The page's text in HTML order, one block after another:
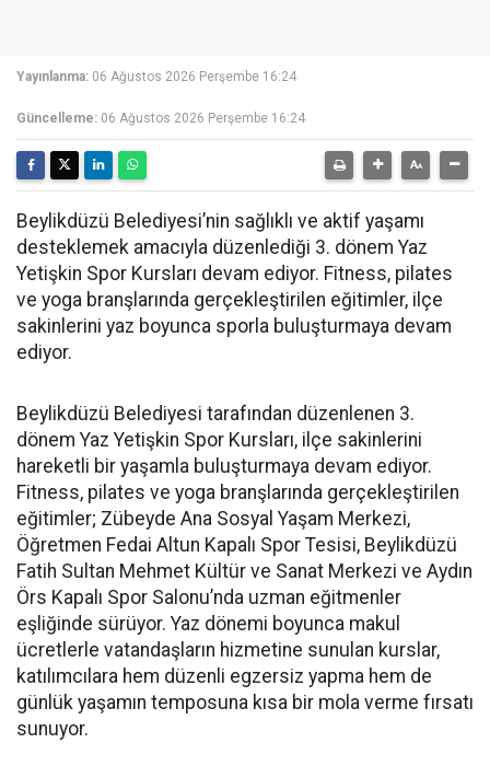
Yayınlanma: 06 Ağustos 2026 Perşembe 16:24
Güncelleme: 06 Ağustos 2026 Perşembe 16:24
Beylikdüzü Belediyesi’nin sağlıklı ve aktif yaşamı
desteklemek amacıyla düzenlediği 3. dönem Yaz
Yetişkin Spor Kursları devam ediyor. Fitness, pilates
ve yoga branşlarında gerçekleştirilen eğitimler, ilçe
sakinlerini yaz boyunca sporla buluşturmaya devam
ediyor.
Beylikdüzü Belediyesi tarafından düzenlenen 3.
dönem Yaz Yetişkin Spor Kursları, ilçe sakinlerini
hareketli bir yaşamla buluşturmaya devam ediyor.
Fitness, pilates ve yoga branşlarında gerçekleştirilen
eğitimler; Zübeyde Ana Sosyal Yaşam Merkezi,
Öğretmen Fedai Altun Kapalı Spor Tesisi, Beylikdüzü
Fatih Sultan Mehmet Kültür ve Sanat Merkezi ve Aydın
Örs Kapalı Spor Salonu’nda uzman eğitmenler
eşliğinde sürüyor. Yaz dönemi boyunca makul
ücretlerle vatandaşların hizmetine sunulan kurslar,
katılımcılara hem düzenli egzersiz yapma hem de
günlük yaşamın temposuna kısa bir mola verme fırsatı
sunuyor.